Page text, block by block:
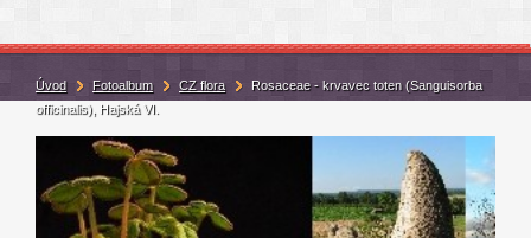
Úvod Fotoalbum CZ flora
Rosaceae - krvavec toten (Sanguisorba
officinalis), Hajská VI.